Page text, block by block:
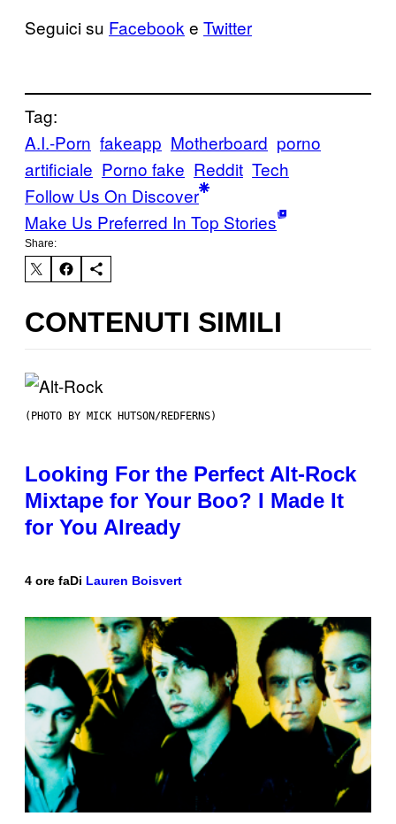
Seguicisu Facebook e Twitter
Tag:
A.I.-Porn fakeapp Motherboard porno
artificiale Porno fake Reddit Tech
Follow Us On Discover
Make Us Preferred In Top Stories
Share:
CONTENUTI SIMILI
(PHOTO BY MICK HUTSON/REDFERNS)
Looking For the Perfect Alt-Rock
Mixtape for Your Boo? I Made It
for You Already
4 ore faDi Lauren Boisvert